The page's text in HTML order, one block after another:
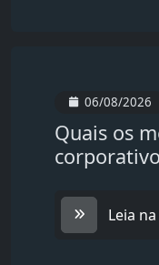
06/08/2026
Quais os
Leia